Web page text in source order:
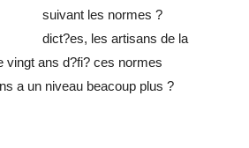
suivant les normes ?
dict?es, les artisans de la
vingt ans d?fi? ces normes
a un niveau beacoup plus ?